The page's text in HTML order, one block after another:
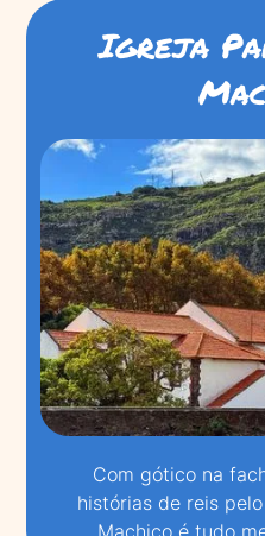
Igreja
Com gótico na
histórias de reis
Machico é tudo